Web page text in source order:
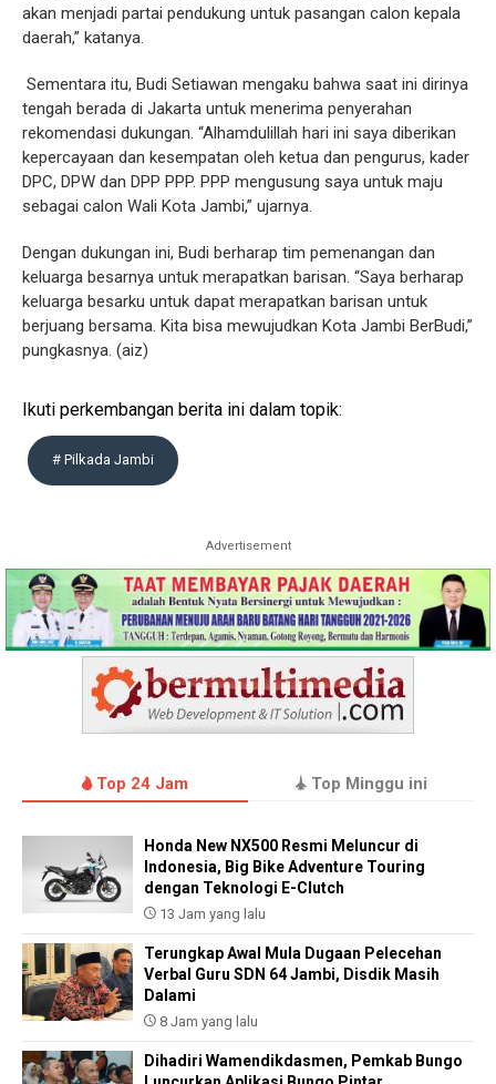
akan menjadi partai pendukung untuk pasangan calon kepala
daerah,” katanya.
Sementara itu, Budi Setiawan mengaku bahwa saat ini dirinya
tengah berada di Jakarta untuk menerima penyerahan
rekomendasi dukungan. “Alhamdulillah hari ini saya diberikan
kepercayaan dan kesempatan oleh ketua dan pengurus, kader
DPC, DPW dan DPP PPP. PPP mengusung saya untuk maju
sebagai calon Wali Kota Jambi,” ujarnya.
Dengan dukungan ini, Budi berharap tim pemenangan dan
keluarga besarnya untuk merapatkan barisan. “Saya berharap
keluarga besarku untuk dapat merapatkan barisan untuk
berjuang bersama. Kita bisa mewujudkan Kota Jambi BerBudi,”
pungkasnya. (aiz)
Ikuti perkembangan berita ini dalam topik:
# Pilkada Jambi
Advertisement
Top 24 Jam Top Minggu ini
Honda New NX500 Resmi Meluncur di
Indonesia, Big Bike Adventure Touring
dengan Teknologi E-Clutch
13 Jam yang lalu
Terungkap Awal Mula Dugaan Pelecehan
Verbal Guru SDN 64 Jambi, Disdik Masih
Dalami
8 Jam yang lalu
Dihadiri Wamendikdasmen, Pemkab Bungo